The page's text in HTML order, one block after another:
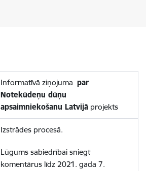
Informatīvā ziņojuma par
Notekūdeņu dūņu
apsaimniekošanu Latvijā projekts
Izstrādes procesā.
Lūgums sabiedrībai sniegt
komentārus līdz 2021. gada 7.